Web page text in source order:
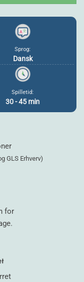
Sprog:
Dansk
Spilletid:
30 - 45 min
GLS Erhverv)
for